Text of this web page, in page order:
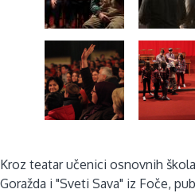
Kroz teatar učenici osnovnih
Goražda i "Sveti Sava" iz Foče,